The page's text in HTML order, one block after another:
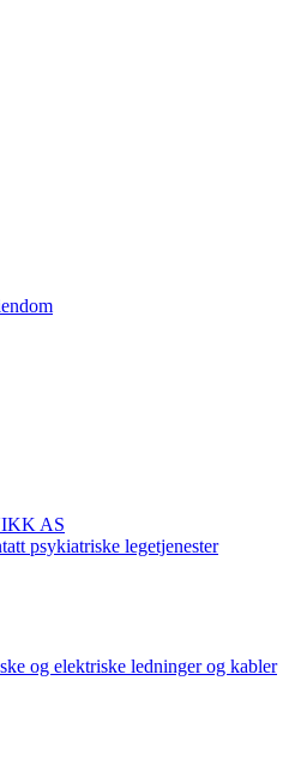
AS
psykiatriske legetjenester
og elektriske ledninger og kabler